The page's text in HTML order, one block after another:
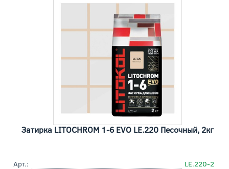
Затирка LITOCHROM 1-6 EVO LE.220 Песочный, 2кг
Арт.:
LE.220-2